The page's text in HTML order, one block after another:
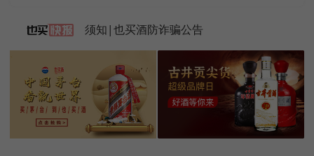
须知|也买酒防诈骗公告